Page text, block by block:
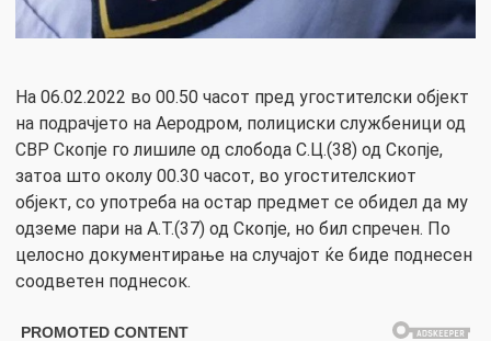
На 06.02.2022 во 00.50 часот пред угостителски објект
на подрачјето на Аеродром, полициски службеници од
СВР Скопје го лишиле од слобода С.Ц.(38) од Скопје,
затоа што околу 00.30 часот, во угостителскиот
објект, со употреба на остар предмет се обидел да му
одземе пари на А.Т.(37) од Скопје, но бил спречен. По
целосно документирање на случајот ќе биде поднесен
соодветен поднесок.